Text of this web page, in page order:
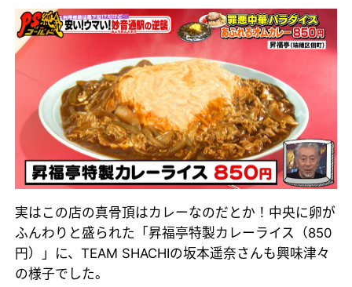
実はこの店の真骨頂はカレーなのだとか！中央に卵が
ふんわりと盛られた「昇福亭特製カレーライス（850
円）」に、TEAM SHACHIの坂本遥奈さんも興味津々
の様子でした。